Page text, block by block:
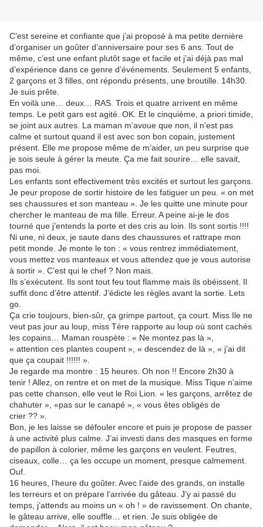
C’est sereine et confiante que j’ai proposé à ma petite dernière
d’organiser un goûter d’anniversaire pour ses 6 ans. Tout de
même, c’est une enfant plutôt sage et facile et j’ai déjà pas mal
d’expérience dans ce genre d’événements. Seulement 5 enfants,
2 garçons et 3 filles, ont répondu présents, une broutille. 14h30.
Je suis prête.
En voilà une… deux… RAS. Trois et quatre arrivent en même
temps. Le petit gars est agité. OK. Et le cinquième, a priori timide,
se joint aux autres. La maman m’avoue que non, il n’est pas
calme et surtout quand il est avec son bon copain, justement
présent. Elle me propose même de m’aider, un peu surprise que
je sois seule à gérer la meute. Ça me fait sourire… elle savait,
pas moi.
Les enfants sont effectivement très excités et surtout les garçons.
Je peur propose de sortir histoire de les fatiguer un peu. « on met
ses chaussures et son manteau ». Je les quitte une minute pour
chercher le manteau de ma fille. Erreur. A peine ai-je le dos
tourné que j’entends la porte et des cris au loin. Ils sont sortis !!!!
Ni une, ni deux, je saute dans des chaussures et rattrape mon
petit monde. Je monte le ton : « vous rentrez immédiatement,
vous mettez vos manteaux et vous attendez que je vous autorise
à sortir ». C’est qui le chef ? Non mais.
Ils s’exécutent. Ils sont tout feu tout flamme mais ils obéissent. Il
suffit donc d’être attentif. J’édicte les règles avant la sortie. Lets
go.
Ça crie toujours, bien-sûr, ça grimpe partout, ça court. Miss Ile ne
veut pas jour au loup, miss Tère rapporte au loup où sont cachés
les copains… Maman rouspète : « Ne montez pas là »,
« attention ces plantes coupent », « descendez de là », « j’ai dit
que ça coupait !!!!!! ».
Je regarde ma montre : 15 heures. Oh non !! Encore 2h30 à
tenir ! Allez, on rentre et on met de la musique. Miss Tique n’aime
pas cette chanson, elle veut le Roi Lion. « les garçons, arrêtez de
chahuter », «pas sur le canapé », « vous êtes obligés de
crier ?? ».
Bon, je les laisse se défouler encore et puis je propose de passer
à une activité plus calme. J’ai investi dans des masques en forme
de papillon à colorier, même les garçons en veulent. Feutres,
ciseaux, colle… ça les occupe un moment, presque calmement.
Ouf.
16 heures, l’heure du goûter. Avec l’aide des grands, on installe
les terreurs et on prépare l’arrivée du gâteau. J’y ai passé du
temps, j’attends au moins un « oh ! » de ravissement. On chante,
le gâteau arrive, elle souffle… et rien. Je suis obligée de